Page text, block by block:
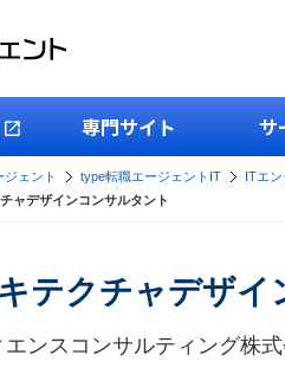
専門サイト サ
ジェント type転職エージェントIT ITエ
ャデザインコンサルタント
テクチャデザイ
エンスコンサルティング株